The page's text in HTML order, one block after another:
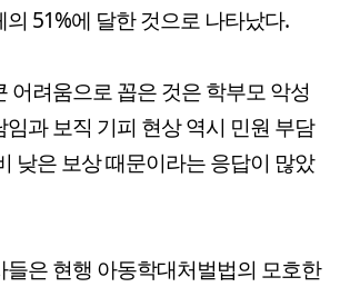
51%에 달한 것으로 나타났다.
어려움으로 꼽은 것은 학부모 악성
임과 보직 기피 현상 역시 민원 부담
낮은 보상 때문이라는 응답이 많았
들은 현행 아동학대처벌법의 모호한